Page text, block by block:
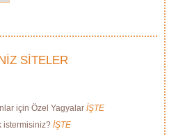
SİTELER
için Özel Yagyalar İŞTE
istermisiniz? İŞTE